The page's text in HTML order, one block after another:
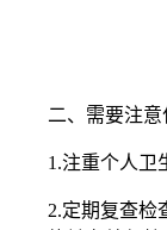
二、需要注意
1.注重个人卫生
2.定期复查检查